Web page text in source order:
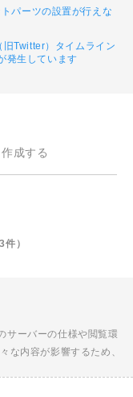
パーツの設置が行えな
旧Twitter）タイムライン
発生しています
成する
件）
サーバーの仕様や閲覧環
な内容が影響するため、